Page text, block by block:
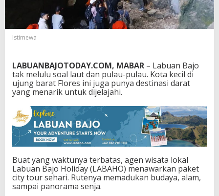
n
B
,
I
n
i
t
e
n
y
Istimewa
LABUANBAJOTODAY.COM, MABAR – Labuan Bajo
tak melulu soal laut dan pulau-pulau. Kota kecil di
ujung barat Flores ini juga punya destinasi darat
yang menarik untuk dijelajahi.
Buat yang waktunya terbatas, agen wisata lokal
Labuan Bajo Holiday (LABAHO) menawarkan paket
city tour sehari. Rutenya memadukan budaya, alam,
sampai panorama senja.